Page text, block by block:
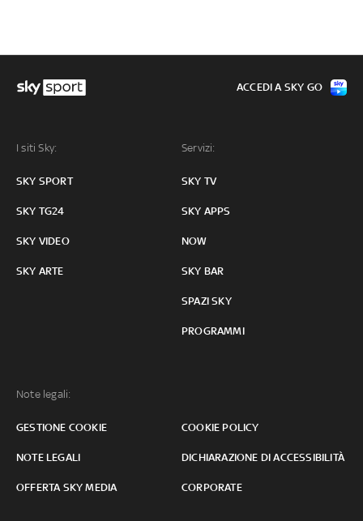
I siti Sky:
SKY SPORT
SKY TG24
SKY VIDEO
SKY ARTE
Servizi:
SKY TV
SKY APPS
NOW
SKY BAR
SPAZI SKY
PROGRAMMI
Note legali:
GESTIONE COOKIE COOKIE POLICY
NOTE LEGALI DICHIARAZIONE DI ACCESSIBILITÀ
OFFERTA SKY MEDIA CORPORATE
ACCEDI A SKY GO